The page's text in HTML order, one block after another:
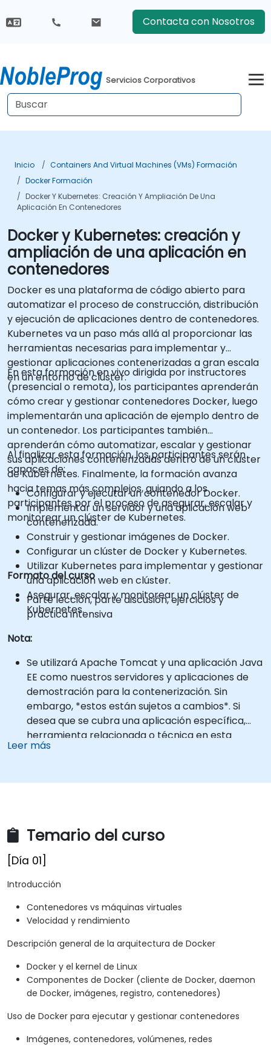
Contacta con Nosotros
Servicios Corporativos
Inicio
Containers And Virtual Machines (VMs) Formación
Docker Formación
Docker Y Kubernetes: Creación Y Ampliación De Una
Aplicación En Contenedores
Docker y Kubernetes: creación y
ampliación de una aplicación en
contenedores
Docker es una plataforma de código abierto para
automatizar el proceso de construcción, distribución
y ejecución de aplicaciones dentro de contenedores.
Kubernetes va un paso más allá al proporcionar las
herramientas necesarias para implementar y
gestionar aplicaciones contenerizadas a gran escala
en un entorno de clúster.
En esta formación en vivo dirigida por instructores
(presencial o remota), los participantes aprenderán
cómo crear y gestionar contenedores Docker, luego
implementarán una aplicación de ejemplo dentro de
un contenedor. Los participantes también
aprenderán cómo automatizar, escalar y gestionar
sus aplicaciones contenerizadas dentro de un clúster
de Kubernetes. Finalmente, la formación avanza
hacia temas más complejos, guiando a los
participantes por el proceso de asegurar, escalar y
monitorear un clúster de Kubernetes.
Al finalizar esta formación, los participantes serán
capaces de:
Configurar y ejecutar un contenedor Docker.
Implementar un servidor y una aplicación web
contenerizada.
Construir y gestionar imágenes de Docker.
Configurar un clúster de Docker y Kubernetes.
Utilizar Kubernetes para implementar y gestionar
una aplicación web en clúster.
Asegurar, escalar y monitorear un clúster de
Kubernetes.
Formato del curso
Parte lección, parte discusión, ejercicios y
práctica intensiva
Nota:
Se utilizará Apache Tomcat y una aplicación Java
EE como nuestros servidores y aplicaciones de
demostración para la contenerización. Sin
embargo, *estos están sujetos a cambios*. Si
desea que se cubra una aplicación específica,
herramienta relacionada o técnica en esta
formación, contáctenos para organizarlo.
Leer más
Temario del curso
[Día 01]
Introducción
Contenedores vs máquinas virtuales
Velocidad y rendimiento
Descripción general de la arquitectura de Docker
Docker y el kernel de Linux
Componentes de Docker (cliente de Docker, daemon
de Docker, imágenes, registro, contenedores)
Uso de Docker para ejecutar y gestionar contenedores
Imágenes, contenedores, volúmenes, redes